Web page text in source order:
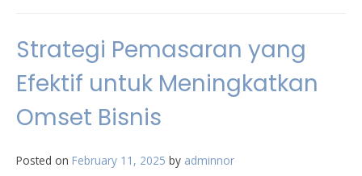
Strategi Pemasaran yang
Efektif untuk Meningkatkan
Omset Bisnis
Posted on February 11, 2025 by adminnor